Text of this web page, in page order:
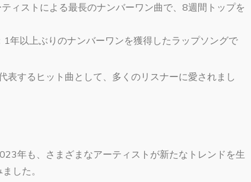
ティストによる最長のナンバーワン曲で、8週間トップを
1年以上ぶりのナンバーワンを獲得したラップソングで
表するヒット曲として、多くのリスナーに愛されまし
年も、さまざまなアーティストが新たなトレンドを生
した。